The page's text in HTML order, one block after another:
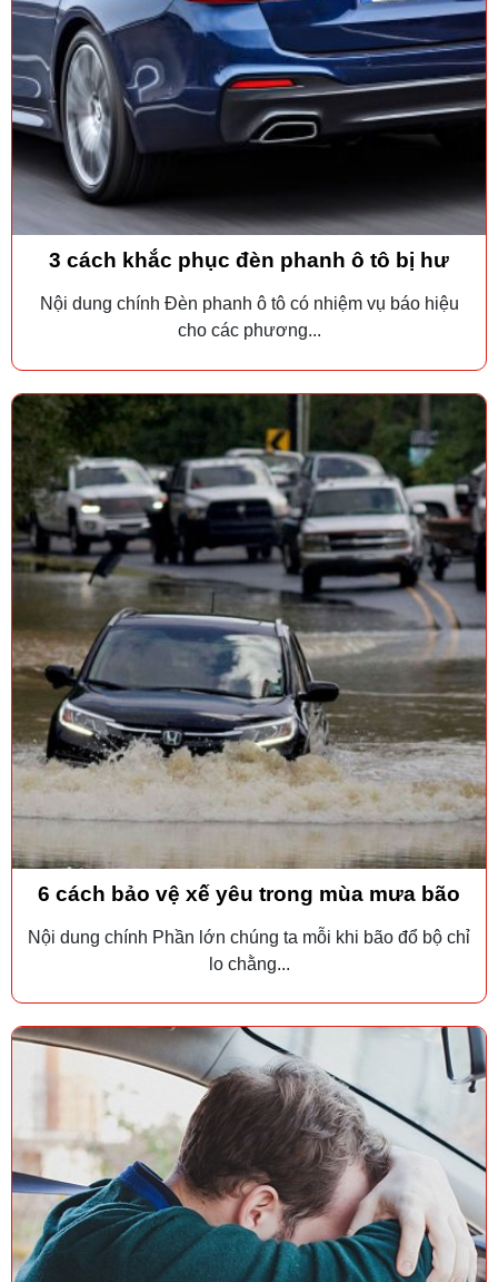
3 cách khắc phục đèn phanh ô tô bị hư
Nội dung chính Đèn phanh ô tô có nhiệm vụ báo hiệu
cho các phương...
6 cách bảo vệ xế yêu trong mùa mưa bão
Nội dung chính Phần lớn chúng ta mỗi khi bão đổ bộ chỉ
lo chằng...